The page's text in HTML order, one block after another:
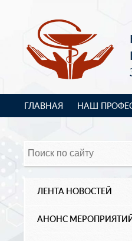
ГЛАВНАЯ НАШ
ЛЕНТА НОВОСТЕЙ
АНОНС